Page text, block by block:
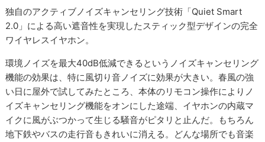
独自のアクティブノイズキャンセリング技術「Quiet Smart
2.0」による高い遮音性を実現したスティック型デザインの完全
ワイヤレスイヤホン。
環境ノイズを最大40dB低減できるというノイズキャンセリング
機能の効果は、特に風切り音ノイズに効果が大きい。春風の強
い日に屋外で試してみたところ、本体のリモコン操作によりノ
イズキャンセリング機能をオンにした途端、イヤホンの内蔵マ
イクに風がぶつかって生じる騒音がピタリと止んだ。もちろん
地下鉄やバスの走行音もきれいに消える。どんな場所でも音楽